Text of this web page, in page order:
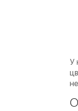
У